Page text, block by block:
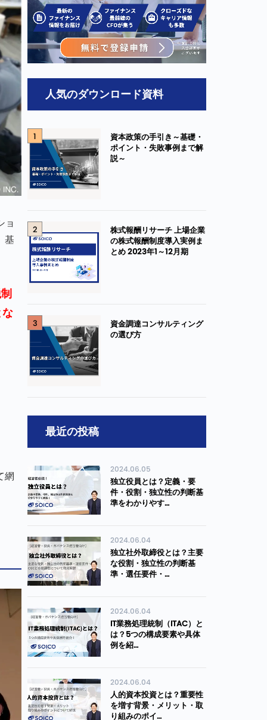
ョ
基
な
網
人気のダウンロード資料
1
資本政策の手引き～基礎・
ポイント・失敗事例まで解
説～
2
株式報酬リサーチ 上場企業
の株式報酬制度導入実例ま
とめ 2023年1～12月期
3
資金調達コンサルティング
の選び方
最近の投稿
2024.06.05
独立役員とは？定義・要
件・役割・独立性の判断基
準をわかりやす…
2024.06.04
独立社外取締役とは？主要
な役割・独立性の判断基
準・選任要件・…
2024.06.04
IT業務処理統制（ITAC）と
は？5つの構成要素や具体
例を紹…
2024.06.04
人的資本投資とは？重要性
を増す背景・メリット・取
り組みのポイ…